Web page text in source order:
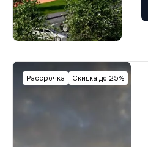
Рассрочка Скидка до 25%